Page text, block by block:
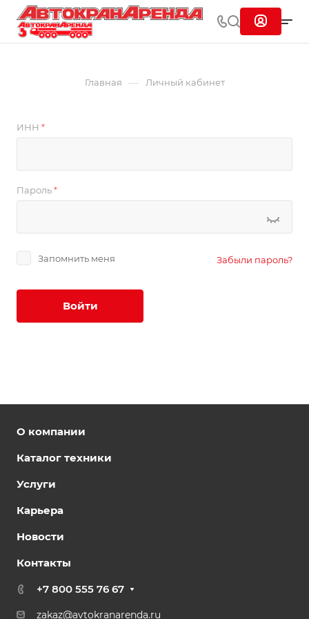
Главная — Личный кабинет
ИНН *
Пароль*
Запомнить меня Забыли пароль?
Войти
О компании
Каталог техники
Услуги
Карьера
Новости
Контакты
+7 800 555 76 67
zakaz@avtokranarenda.ru